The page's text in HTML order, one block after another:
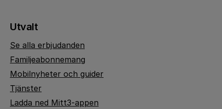
Utvalt
Se alla erbjudanden
Familjeabonnemang
Mobilnyheter och guider
Tjänster
Ladda ned Mitt3-appen